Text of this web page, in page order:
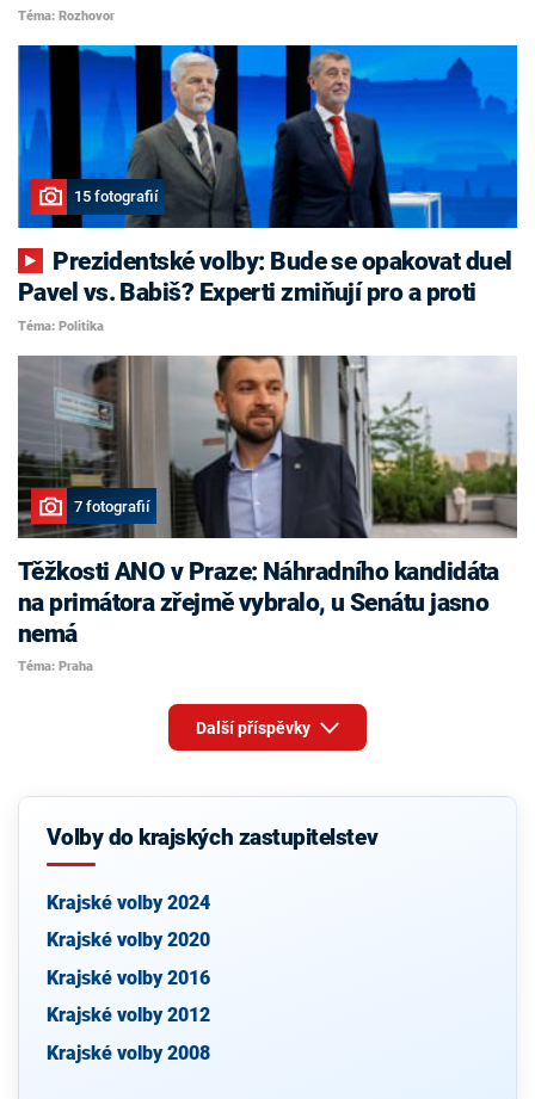
Téma: Rozhovor
15 fotografií
Pavel vs. Babiš? Experti zmiňují pro a proti
Téma: Politika
7 fotografií
Těžkosti ANO v Praze: Náhradního kandidáta
na primátora zřejmě vybralo, u Senátu jasno
nemá
Téma: Praha
Další příspěvky
Volby do krajských zastupitelstev
Krajské volby 2024
Krajské volby 2020
Krajské volby 2016
Krajské volby 2012
Krajské volby 2008